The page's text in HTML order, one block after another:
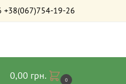
+38(067)754-19-26
0,00 грн. 0